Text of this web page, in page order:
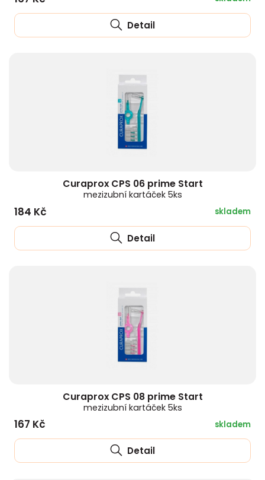
Detail
Curaprox CPS 06 prime Start
mezizubní kartáček 5ks
184 Kč skladem
Detail
Curaprox CPS 08 prime Start
mezizubní kartáček 5ks
167 Kč skladem
Detail